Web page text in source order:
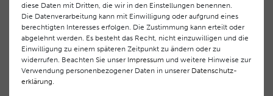
überdurchschnittliche Behandlungs- und Serviceleistung
gewährleisten. Deshalb haben wir ein selektives
Vertriebssystem eingeführt. THALGO COSMETICPartner
werden auf diese Weise wirtschaftlich unterstützt,
während Endverbrauchern eine stets gleichbleibend hohe
Dienstleistungsqualität und ein innovatives Produkt- und
Behandlungsprogramm geboten wird.
diese Daten mit Dritten, die wir in den Einstellungen benennen.
Die Datenverarbeitung kann mit Einwilligung oder aufgrund eines
berechtigten Interesses erfolgen. Die Zustimmung kann erteilt oder
abgelehnt werden. Es besteht das Recht, nicht einzuwilligen und die
Einwilligung zu einem späteren Zeitpunkt zu ändern oder zu
widerrufen. Beachten Sie unser Impressum und weitere Hinweise zur
Verwendung personenbezogener Daten in unserer Daten­schutz­
erklärung.